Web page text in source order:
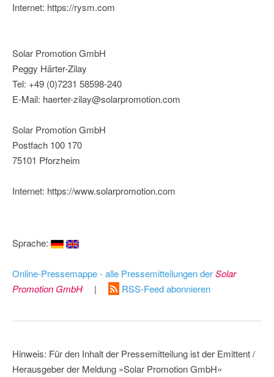
Internet: https://rysm.com
Solar Promotion GmbH
Peggy Härter-Zilay
Tel: +49 (0)7231 58598-240
E-Mail: haerter-zilay@solarpromotion.com
Solar Promotion GmbH
Postfach 100 170
75101 Pforzheim
Internet: https://www.solarpromotion.com
Sprache:
Online-Pressemappe - alle Pressemitteilungen derSolar
Promotion GmbH
| RSS-Feed abonnieren
Hinweis: Für den Inhalt der Pressemitteilung ist der Emittent /
Herausgeber der Meldung »Solar Promotion GmbH«